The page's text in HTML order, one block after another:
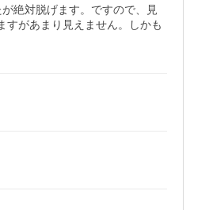
絶対脱げます。ですので、見
すがあまり見えません。しかも